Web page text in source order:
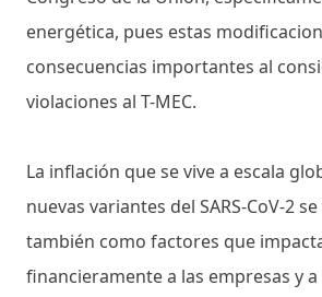
energética, pues estas
consecuencias importantes al
violaciones al T-MEC.
La inflación que se vive a escala
nuevas variantes del SARS-CoV-2
también como factores que
financieramente a las empresas y